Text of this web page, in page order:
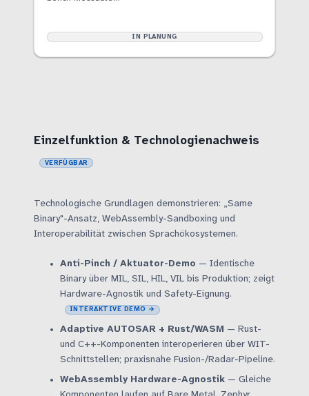
IN PLANUNG
Einzelfunktion & Technologienachweis
VERFÜGBAR
Technologische Grundlagen demonstrieren: „Same
Binary"-Ansatz, WebAssembly-Sandboxing und
Interoperabilität zwischen Sprachökosystemen.
Anti-Pinch / Aktuator-Demo — Identische
Binary über MIL, SIL, HIL, VIL bis Produktion; zeigt
Hardware-Agnostik und Safety-Eignung.
INTERAKTIVE DEMO →
Adaptive AUTOSAR + Rust/WASM — Rust-
und C++-Komponenten interoperieren über WIT-
Schnittstellen; praxisnahe Fusion-/Radar-Pipeline.
WebAssembly Hardware-Agnostik— Gleiche